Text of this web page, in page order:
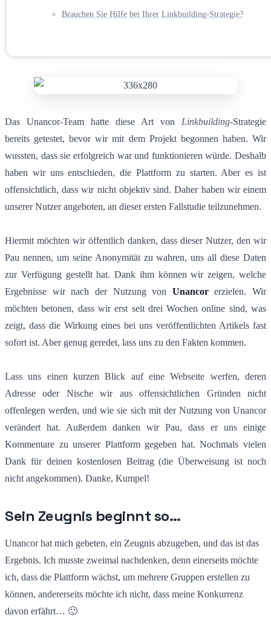
Brauchen Sie Hilfe bei Ihrer Linkbuilding-Strategie?
Das Unancor-Team hatte diese Art von Linkbuilding-Strategie
bereits getestet, bevor wir mit dem Projekt begonnen haben. Wir
wussten, dass sie erfolgreich war und funktionieren würde. Deshalb
haben wir uns entschieden, die Plattform zu starten. Aber es ist
offensichtlich, dass wir nicht objektiv sind. Daher haben wir einem
unserer Nutzer angeboten, an dieser ersten Fallstudie teilzunehmen.
Hiermit möchten wir öffentlich danken, dass dieser Nutzer, den wir
Pau nennen, um seine Anonymität zu wahren, uns all diese Daten
zur Verfügung gestellt hat. Dank ihm können wir zeigen, welche
Ergebnisse wir nach der Nutzung von Unancorerzielen. Wir
möchten betonen, dass wir erst seit drei Wochen online sind, was
zeigt, dass die Wirkung eines bei uns veröffentlichten Artikels fast
sofort ist. Aber genug geredet, lass uns zu den Fakten kommen.
Lass uns einen kurzen Blick auf eine Webseite werfen, deren
Adresse oder Nische wir aus offensichtlichen Gründen nicht
offenlegen werden, und wie sie sich mit der Nutzung von Unancor
verändert hat. Außerdem danken wir Pau, dass er uns einige
Kommentare zu unserer Plattform gegeben hat. Nochmals vielen
Dank für deinen kostenlosen Beitrag (die Überweisung ist noch
nicht angekommen). Danke, Kumpel!
Sein Zeugnis beginnt so…
Unancor hat mich gebeten, ein Zeugnis abzugeben, und das ist das
Ergebnis. Ich musste zweimal nachdenken, denn einerseits möchte
ich, dass die Plattform wächst, um mehrere Gruppen erstellen zu
können, andererseits möchte ich nicht, dass meine Konkurrenz
davon erfährt… 🙂